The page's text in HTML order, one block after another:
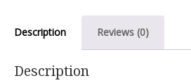
Description Reviews (0)
Description